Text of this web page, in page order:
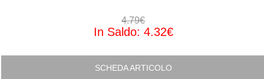
4.79€
In Saldo: 4.32€
SCHEDA ARTICOLO